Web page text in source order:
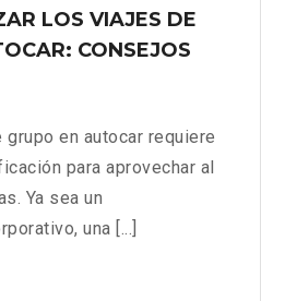
LOS VIAJES DE
CONSEJOS
en autocar requiere
para aprovechar al
Ya sea un
una [...]